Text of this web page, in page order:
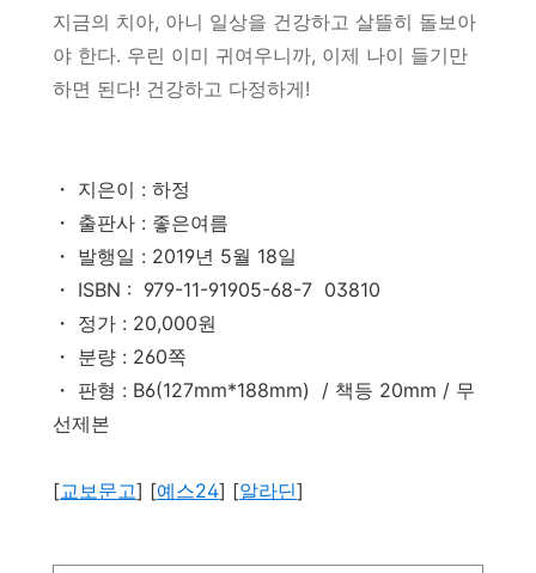
지금의 치아, 아니 일상을 건강하고 살뜰히 돌보아
야 한다. 우린 이미 귀여우니까, 이제 나이 들기만
하면 된다! 건강하고 다정하게!
・ 지은이 : 하정
・ 출판사 : 좋은여름
・ 발행일 : 2019년 5월 18일
・ ISBN : 979-11-91905-68-7 03810
・ 정가 : 20,000원
・ 분량 : 260쪽
・ 판형 : B6(127mm*188mm) / 책등 20mm / 무
선제본
[교보문고] [예스24] [알라딘]